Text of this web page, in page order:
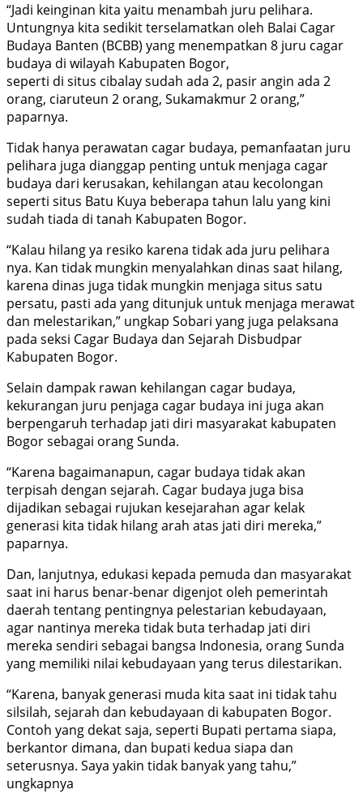
“Jadi keinginan kita yaitu menambah juru pelihara.
Untungnya kita sedikit terselamatkan oleh Balai Cagar
Budaya Banten (BCBB) yang menempatkan 8 juru cagar
budaya di wilayah Kabupaten Bogor,
seperti di situs cibalay sudah ada 2, pasir angin ada 2
orang, ciaruteun 2 orang, Sukamakmur 2 orang,”
paparnya.
Tidak hanya perawatan cagar budaya, pemanfaatan juru
pelihara juga dianggap penting untuk menjaga cagar
budaya dari kerusakan, kehilangan atau kecolongan
seperti situs Batu Kuya beberapa tahun lalu yang kini
sudah tiada di tanah Kabupaten Bogor.
“Kalau hilang ya resiko karena tidak ada juru pelihara
nya. Kan tidak mungkin menyalahkan dinas saat hilang,
karena dinas juga tidak mungkin menjaga situs satu
persatu, pasti ada yang ditunjuk untuk menjaga merawat
dan melestarikan,” ungkap Sobari yang juga pelaksana
pada seksi Cagar Budaya dan Sejarah Disbudpar
Kabupaten Bogor.
Selain dampak rawan kehilangan cagar budaya,
kekurangan juru penjaga cagar budaya ini juga akan
berpengaruh terhadap jati diri masyarakat kabupaten
Bogor sebagai orang Sunda.
“Karena bagaimanapun, cagar budaya tidak akan
terpisah dengan sejarah. Cagar budaya juga bisa
dijadikan sebagai rujukan kesejarahan agar kelak
generasi kita tidak hilang arah atas jati diri mereka,”
paparnya.
Dan, lanjutnya, edukasi kepada pemuda dan masyarakat
saat ini harus benar-benar digenjot oleh pemerintah
daerah tentang pentingnya pelestarian kebudayaan,
agar nantinya mereka tidak buta terhadap jati diri
mereka sendiri sebagai bangsa Indonesia, orang Sunda
yang memiliki nilai kebudayaan yang terus dilestarikan.
“Karena, banyak generasi muda kita saat ini tidak tahu
silsilah, sejarah dan kebudayaan di kabupaten Bogor.
Contoh yang dekat saja, seperti Bupati pertama siapa,
berkantor dimana, dan bupati kedua siapa dan
seterusnya. Saya yakin tidak banyak yang tahu,”
ungkapnya